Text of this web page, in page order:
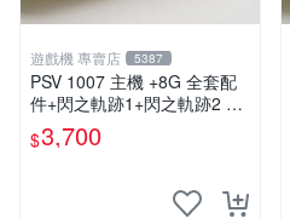
遊戲機 專賣店 5387
PSV 1007 主機 +8G 全套配
件+閃之軌跡1+閃之軌跡2 保
修一年 品質有保障
$3,700